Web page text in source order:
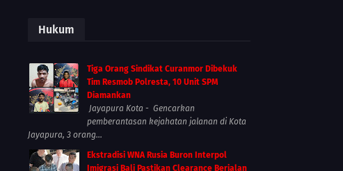
Hukum
Tiga Orang Sindikat Curanmor Dibekuk
Tim Resmob Polresta, 10 Unit SPM
Diamankan
Jayapura Kota - Gencarkan
pemberantasan kejahatan jalanan di Kota
Jayapura, 3 orang...
Ekstradisi WNA Rusia Buron Interpol
Imigrasi Bali Pastikan Clearance Berjalan